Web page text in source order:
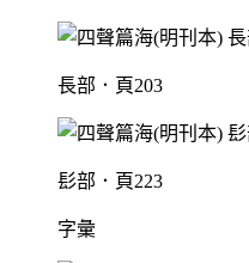
長部．頁203
髟部．頁223
字彙